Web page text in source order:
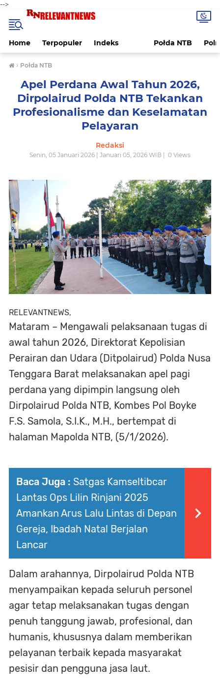
-->
Home Terpopuler Indeks Połda NTB
› Połda NTB
Apel Perdana Awal Tahun 2026,
Dirpolairud Polda NTB Tekankan
Profesionalisme dan Keselamatan
Pelayaran
Redaksi
Senin, 05 Januari 2026 | Januari 05, 2026 WIB | 0 Views
RELEVANTNEWS,
Mataram – Mengawali pelaksanaan tugas di
awal tahun 2026, Direktorat Kepolisian
Perairan dan Udara (Ditpolairud) Polda Nusa
Tenggara Barat melaksanakan apel pagi
perdana yang dipimpin langsung oleh
Dirpolairud Polda NTB, Kombes Pol Boyke
F.S. Samola, S.I.K., M.H., bertempat di
halaman Mapolda NTB, (5/1/2026).
Baca Juga : Satgas Kamseltibcar
Lantas Ops Lilin Rinjani 2025
Amankan Arus Lalu Lintas di Depan
Gereja, Ibadah Natal Berjalan
Lancar
Dalam arahannya, Dirpolairud Polda NTB
menyampaikan kepada seluruh personel
agar tetap melaksanakan tugas dengan
penuh tanggung jawab, profesional, dan
humanis, khususnya dalam memberikan
pelayanan terbaik kepada masyarakat
pesisir dan pengguna jasa laut.